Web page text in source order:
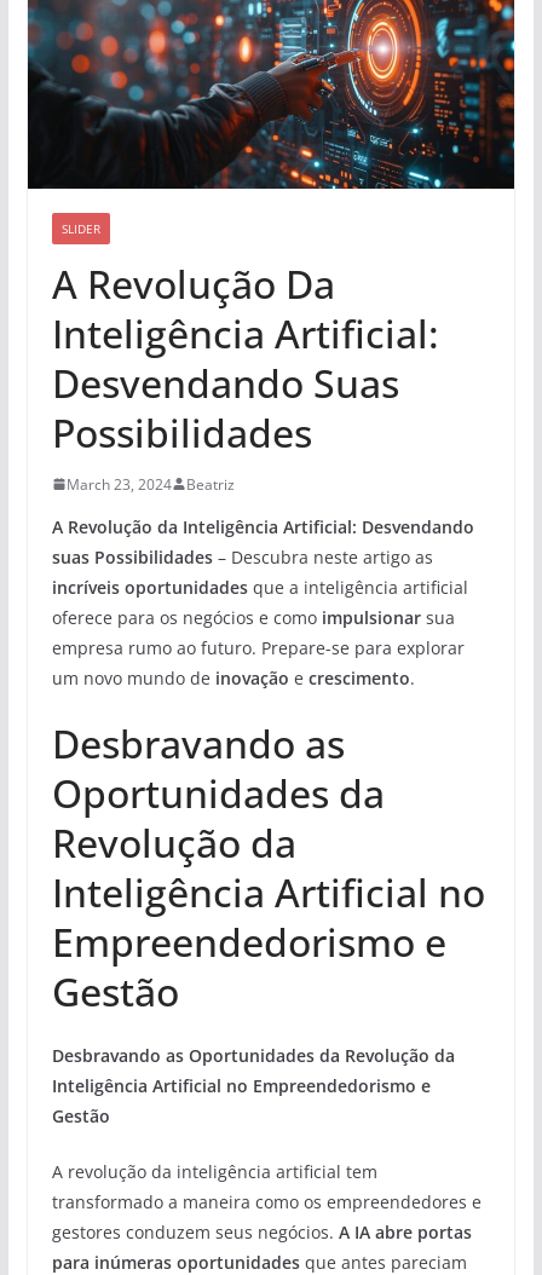
SLIDER
A Revolução Da
Inteligência Artificial:
Desvendando Suas
Possibilidades
March 23, 2024 Beatriz
A Revolução da Inteligência Artificial: Desvendando
suas Possibilidades– Descubra neste artigo as
incríveis oportunidadesque a inteligência artificial
oferece para os negócios e como impulsionarsua
empresa rumo ao futuro. Prepare-se para explorar
um novo mundo de inovação e crescimento.
Desbravando as
Oportunidades da
Revolução da
Inteligência Artificial no
Empreendedorismo e
Gestão
Desbravando as Oportunidades da Revolução da
Inteligência Artificial no Empreendedorismo e
Gestão
A revolução da inteligência artificial tem
transformado a maneira como os empreendedores e
gestores conduzem seus negócios. A IA abre portas
para inúmeras oportunidadesque antes pareciam